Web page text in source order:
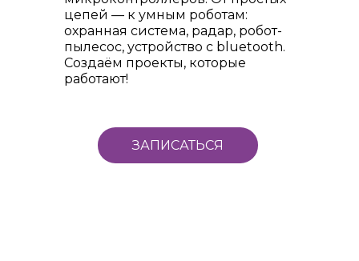
ЗАПИСАТЬСЯ
цепей — к умным роботам:
охранная система, радар, робот-
пылесос, устройство с bluetooth.
Создаём проекты, которые
работают!